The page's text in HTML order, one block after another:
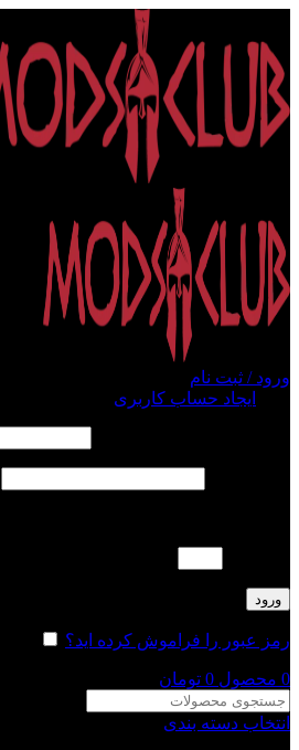
ورود / ثبت نام
ایجاد حساب کاربری
ورود
رمز عبور را فراموش کرده اید؟
0 محصول 0 تومان
انتخاب دسته بندی